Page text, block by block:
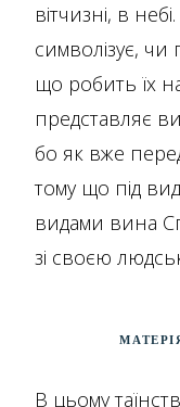
вітчизні, в
символізує, чи
що робить їх
представляє
бо як вже
тому що під
видами вина
зі своєю
В цьому